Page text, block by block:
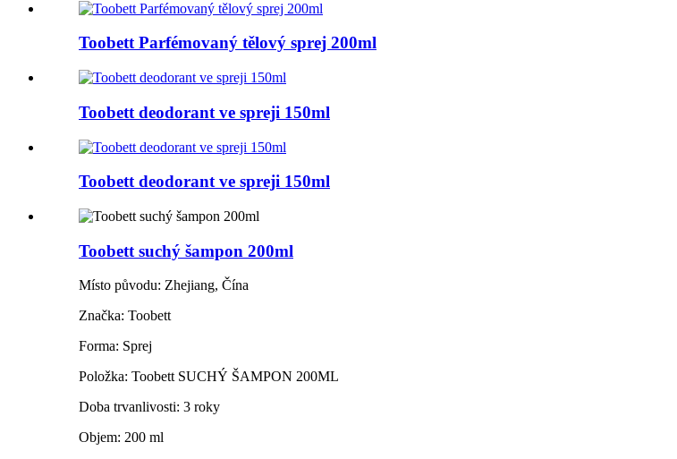
Toobett Parfémovaný tělový sprej 200ml
Toobett deodorant ve spreji 150ml
Toobett deodorant ve spreji 150ml
Toobett suchý šampon 200ml
Místo původu: Zhejiang, Čína
Značka: Toobett
Forma: Sprej
Položka: Toobett SUCHÝ ŠAMPON 200ML
Doba trvanlivosti: 3 roky
Objem: 200 ml